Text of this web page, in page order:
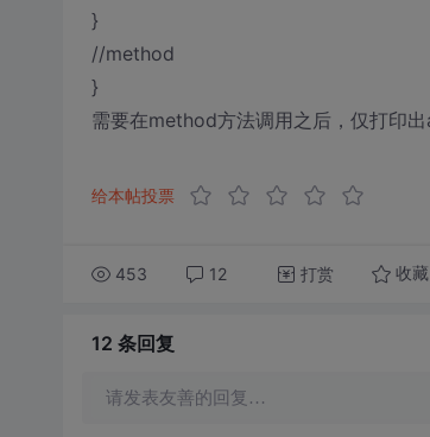
}
//method
}
需要在method方法调用之后，仅打印
给本帖投票
453 12 打赏 收藏
12 条回复
请发表友善的回复…